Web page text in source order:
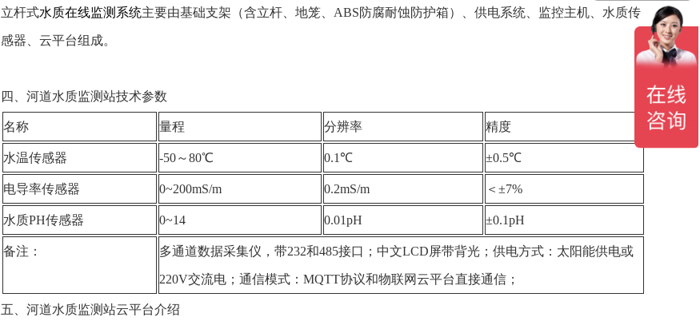
立杆式水质在线监测系统主要由基础支架（含立杆、地笼、ABS防腐耐蚀防护箱）、供电系统、监控主机、水质传
感器、云平台组成。
四、河道水质监测站技术参数
名称 量程 分辨率 精度
水温传感器 -50～80℃ 0.1℃ ±0.5℃
电导率传感器 0~200mS/m 0.2mS/m ＜±7%
水质PH传感器 0~14 0.01pH ±0.1pH
备注： 多通道数据采集仪，带232和485接口；中文LCD屏带背光；供电方式：太阳能供电或
220V交流电；通信模式：MQTT协议和物联网云平台直接通信；
五、河道水质监测站云平台介绍